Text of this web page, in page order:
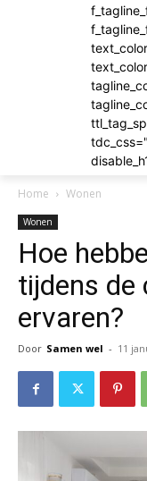
Home Wonen
Wonen
Hoe
tijdens de
ervaren?
Door Samen wel - 11